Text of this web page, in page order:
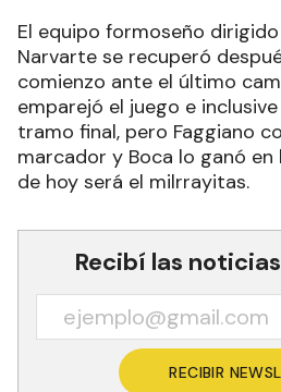
El equipo formoseño
Narvarte se recuperó
comienzo ante el último
emparejó el juego e
tramo final, pero Faggiano
marcador y Boca lo ganó en
de hoy será el milrrayitas.
Recibí las
RECIBIR